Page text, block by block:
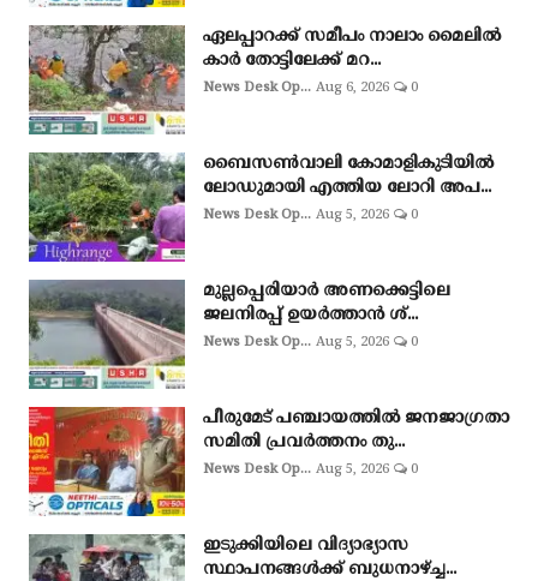
ഏലപ്പാറക്ക് സമീപം നാലാം മൈലിൽ
കാർ തോട്ടിലേക്ക് മറ...
News Desk Op... Aug 6, 2026 0
ബൈസണ്‍വാലി കോമാളികുടിയില്‍
ലോഡുമായി എത്തിയ ലോറി അപ...
News Desk Op... Aug 5, 2026 0
മുല്ലപ്പെരിയാർ അണക്കെട്ടിലെ
ജലനിരപ്പ് ഉയർത്താൻ ശ്...
News Desk Op... Aug 5, 2026 0
പീരുമേട് പഞ്ചായത്തിൽ ജനജാഗ്രതാ
സമിതി പ്രവർത്തനം തു...
News Desk Op... Aug 5, 2026 0
ഇടുക്കിയിലെ വിദ്യാഭ്യാസ
സ്ഥാപനങ്ങൾക്ക് ബുധനാഴ്ച്ച...